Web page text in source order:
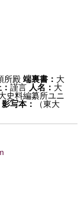
所殿 端裏書： 大
：謹言 人名： 大
大史料編纂所ユニ
影写本：
（東大